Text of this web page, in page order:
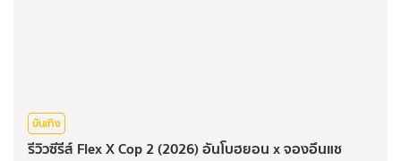
บันเทิง
รีวิวซีรีส์ Flex X Cop 2 (2026) อันโบฮยอน x จองอึนแช